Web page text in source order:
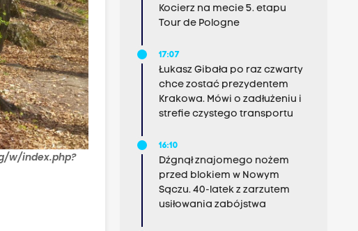
w/index.php?
Kocierz na mecie 5. etapu
Tour de Pologne
17:07
Łukasz Gibała po raz czwarty
chce zostać prezydentem
Krakowa. Mówi o zadłużeniu i
strefie czystego transportu
16:10
Dźgnął znajomego nożem
przed blokiem w Nowym
Sączu. 40-latek z zarzutem
usiłowania zabójstwa